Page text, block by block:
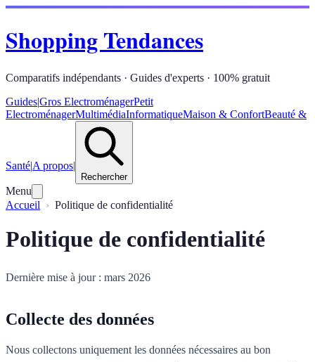
Shopping Tendances
Comparatifs indépendants · Guides d'experts · 100% gratuit
Guides|Gros ElectroménagerPetit
ElectroménagerMultimédiaInformatiqueMaison & ConfortBeauté &
Santé|A propos|
Rechercher
Menu
Accueil
Politique de confidentialité
Politique de confidentialité
Dernière mise à jour : mars 2026
Collecte des données
Nous collectons uniquement les données nécessaires au bon